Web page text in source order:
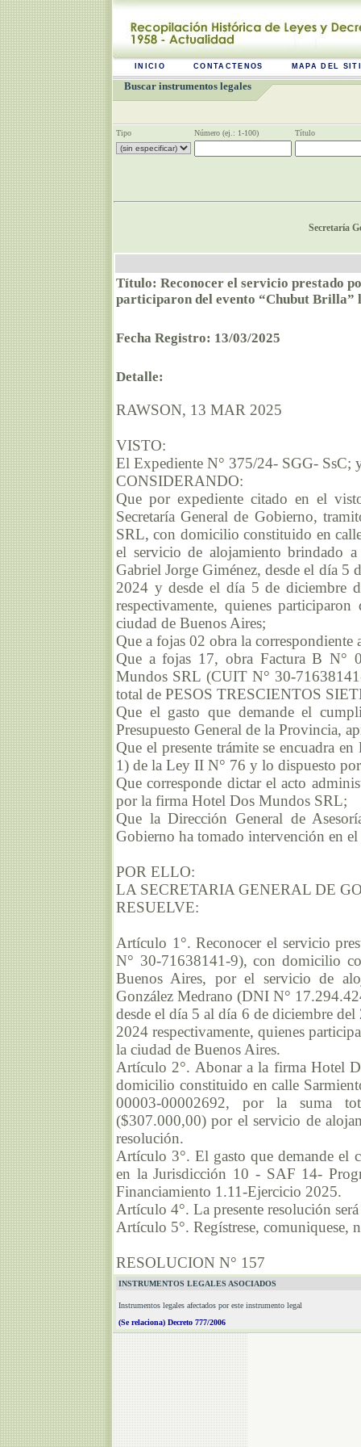
INICIO CONTACTENOS MAPA DEL
Buscar instrumentos legales
Tipo Número (ej.: 1-100) Título
Secretaría
Título: Reconocer el servicio prestado
participaron del evento “Chubut Brilla”
Fecha Registro: 13/03/2025
Detalle:
RAWSON, 13 MAR 2025
VISTO:
El Expediente N° 375/24- SGG- SsC;
CONSIDERANDO:
Que por expediente citado en el
Secretaría General de Gobierno,
SRL, con domicilio constituido en
el servicio de alojamiento brindado
Gabriel Jorge Giménez, desde el día 5
2024 y desde el día 5 de diciembre
respectivamente, quienes
ciudad de Buenos Aires;
Que a fojas 02 obra la correspondiente
Que a fojas 17, obra Factura B N°
Mundos SRL (CUIT N° 30-
total de PESOS TRESCIENTOS
Que el gasto que demande el
Presupuesto General de la Provincia,
Que el presente trámite se encuadra
1) de la Ley II N° 76 y lo dispuesto
Que corresponde dictar el acto
por la firma Hotel Dos Mundos SRL;
Que la Dirección General de
Gobierno ha tomado intervención en el
POR ELLO:
LA SECRETARIA GENERAL DE
RESUELVE:
Artículo 1°. Reconocer el servicio
N° 30-71638141-9), con domicilio
Buenos Aires, por el servicio de
González Medrano (DNI N°
desde el día 5 al día 6 de diciembre
2024 respectivamente, quienes
la ciudad de Buenos Aires.
Artículo 2°. Abonar a la firma Hotel
domicilio constituido en calle
00003-00002692, por la suma
($307.000,00) por el servicio de
resolución.
Artículo 3°. El gasto que demande el
en la Jurisdicción 10 - SAF 14-
Financiamiento 1.11-Ejercicio 2025.
Artículo 4°. La presente resolución
Artículo 5°. Regístrese, comuniquese,
RESOLUCION N° 157
INSTRUMENTOS LEGALES ASOCIADOS
Instrumentos legales afectados por este instrumento legal
(Se relaciona) Decreto 777/2006